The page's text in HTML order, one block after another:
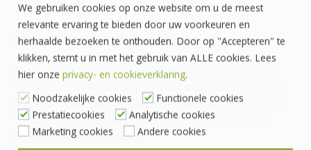
Goede service
Klantenservice Pallet Plaza
Heeft u vragen over uw bestelling of over de houten pallets
120x120cm van Pallet Plaza? Neem dan contact op met onze
klantenservice. Wij zijn op werkdagen bereikbaar van 8:00 tot
16:30 uur via de telefoon, per e-mail of via de online chat.
Pallethandel Pallet Plaza B.V.
We gebruiken cookies op onze website om u de meest
relevante ervaring te bieden door uw voorkeuren en
herhaalde bezoeken te onthouden. Door op "Accepteren" te
klikken, stemt u in met het gebruik van ALLE cookies. Lees
hier onze privacy- en cookieverklaring.
Noodzakelijke cookies
Functionele cookies
Prestatiecookies
Analytische cookies
Marketing cookies
Andere cookies